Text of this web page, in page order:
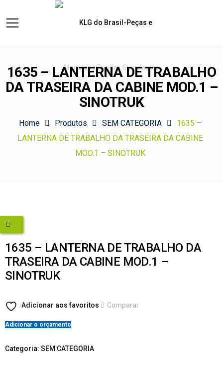
1635 – LANTERNA DE TRABALHO
DA TRASEIRA DA CABINE MOD.1 –
SINOTRUK
Home Produtos SEM CATEGORIA
1635 –
LANTERNA DE TRABALHO DA TRASEIRA DA CABINE
MOD.1 – SINOTRUK
1635 – LANTERNA DE TRABALHO DA
TRASEIRA DA CABINE MOD.1 –
SINOTRUK
Adicionar aos favoritos Comparar
Adicionar o orçamento
Categoria: SEM CATEGORIA